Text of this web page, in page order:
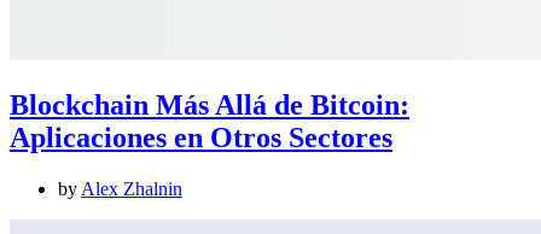
Blockchain Más Allá de Bitcoin:
Aplicaciones en Otros Sectores
by Alex Zhalnin